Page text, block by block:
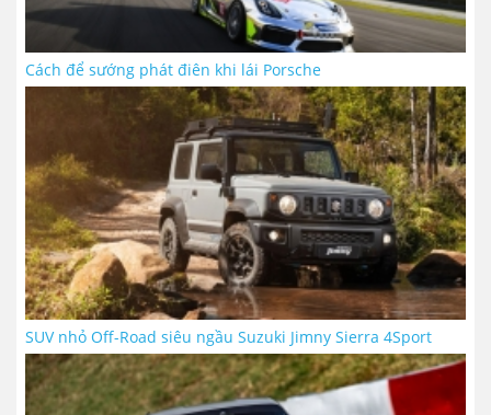
Cách để sướng phát điên khi lái Porsche
SUV nhỏ Off-Road siêu ngầu Suzuki Jimny Sierra 4Sport